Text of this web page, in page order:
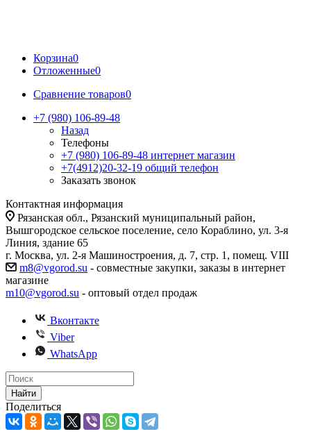
Корзина0
Отложенные0
Сравнение товаров0
+7 (980) 106-89-48
Назад
Телефоны
+7 (980) 106-89-48 интернет магазин
+7(4912)20-32-19 общий телефон
Заказать звонок
Контактная информация
Рязанская обл., Рязанский муниципальный район,
Вышгородское сельское поселение, село Кораблино, ул. 3-я
Линия, здание 65
г. Москва, ул. 2-я Машиностроения, д. 7, стр. 1, помещ. VIII
m8@vgorod.su - совместные закупки, заказы в интернет
магазине
m10@vgorod.su - оптовый отдел продаж
Вконтакте
Viber
WhatsApp
Найти
Поделиться